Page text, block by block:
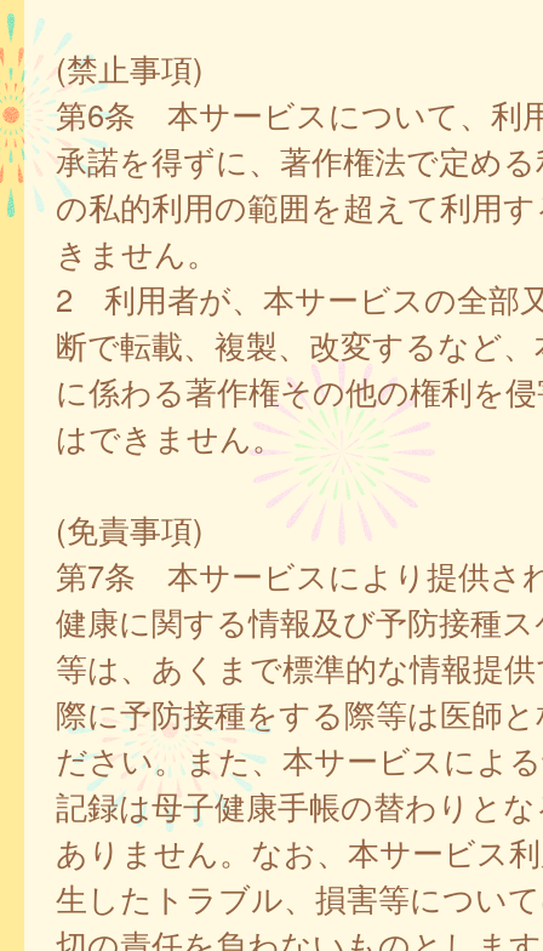
(禁止事項)
第6条 本サービスについて、利
承諾を得ずに、著作権法で定め
の私的利用の範囲を超えて利用
きません。
2 利用者が、本サービスの全部
断で転載、複製、改変するなど
に係わる著作権その他の権利を
はできません。
(免責事項)
第7条 本サービスにより提供さ
健康に関する情報及び予防接種
等は、あくまで標準的な情報提
際に予防接種をする際等は医師
ださい。また、本サービスによ
記録は母子健康手帳の替わりと
ありません。なお、本サービス
生したトラブル、損害等につい